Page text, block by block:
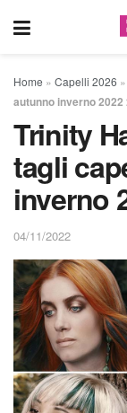
Home » Capelli 2026 »
autunno inverno 2022
Trinity
tagli
inverno
04/11/2022